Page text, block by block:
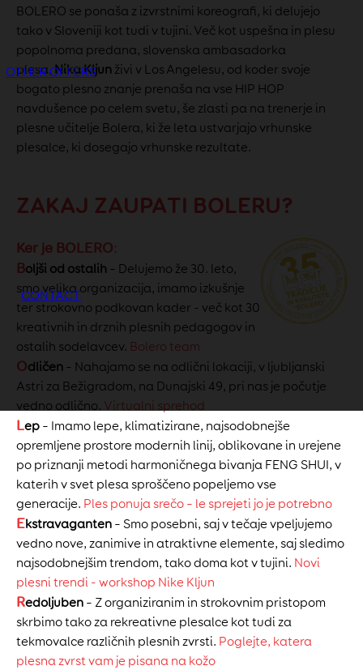
OTHER OFFERS
CONTACT
BOLERO se ponaša z izvrstnimi koreografi, ki delujejo
tako v Sloveniji kot tudi v tujini. Več kot uspešna in plesu
popolnoma predana, slovenska ambasadorka
plesa,Nika Kljun živi v Los Angelesu, od koder svoje
bogato plesno znanje prenaša na vse HIP HOP
navdušence po celem svetu, še zlasti pa na trenerje in
plesne učitelje Bolera, ki že leta ustvarjajo vrhunske
plesalce, ki dosegajo vrhunske rezultate.
ZAKAJ ZAUPATI BOLERU?
Ker je BOLERO:
Boljši od ostalih – Delujemo že 30. leto,
smo velika organizacija, imamo izkušnje
ter strokovno podkovan kader - več kot 30
kreativnih in drznih plesnih pedagogov in
ostalih sodelavcev. Bolero team
Odličen – Nahajamo se na odlični lokaciji, v ljubljanski
Astri za Bežigradom, na Dunajski 49, pri nas je počutje
vedno odlično. Virtualni sprehod
Lep – Imamo lepe, klimatizirane, najsodobnejše
opremljene prostore modernih linij, oblikovane in urejene
po priznanji metodi harmoničnega bivanja FENG SHUI, v
katerih v svet plesa sproščeno popeljemo vse
generacije. Ples ponuja srečo – le sprejeti jo je potrebno
Ekstravaganten – Smo posebni, saj v tečaje vpeljujemo
vedno nove, zanimive in atraktivne elemente, saj sledimo
najsodobnejšim trendom, tako doma kot v tujini. Novi
plesni trendi - workshop Nike Kljun
Redoljuben – Z organiziranim in strokovnim pristopom
skrbimo tako za rekreativne plesalce kot tudi za
tekmovalce različnih plesnih zvrsti. Poglejte, katera
plesna zvrst vam je pisana na kožo